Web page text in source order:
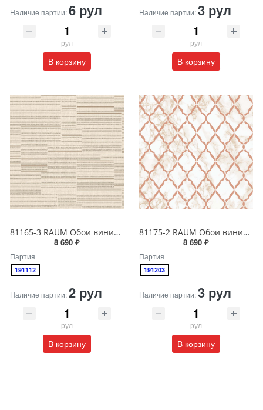
Наличие партии:6 рул
рул
В корзину
Наличие партии:3 рул
рул
В корзину
81165-3 RAUM Обои виниловые на бумажной основе 1.06*15.5
8 690 ₽
Партия
191112
Наличие партии:2 рул
рул
В корзину
81175-2 RAUM Обои виниловые на бумажной основе 1.06*15.5
8 690 ₽
Партия
191203
Наличие партии:3 рул
рул
В корзину